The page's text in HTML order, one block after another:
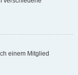
einem Mitglied